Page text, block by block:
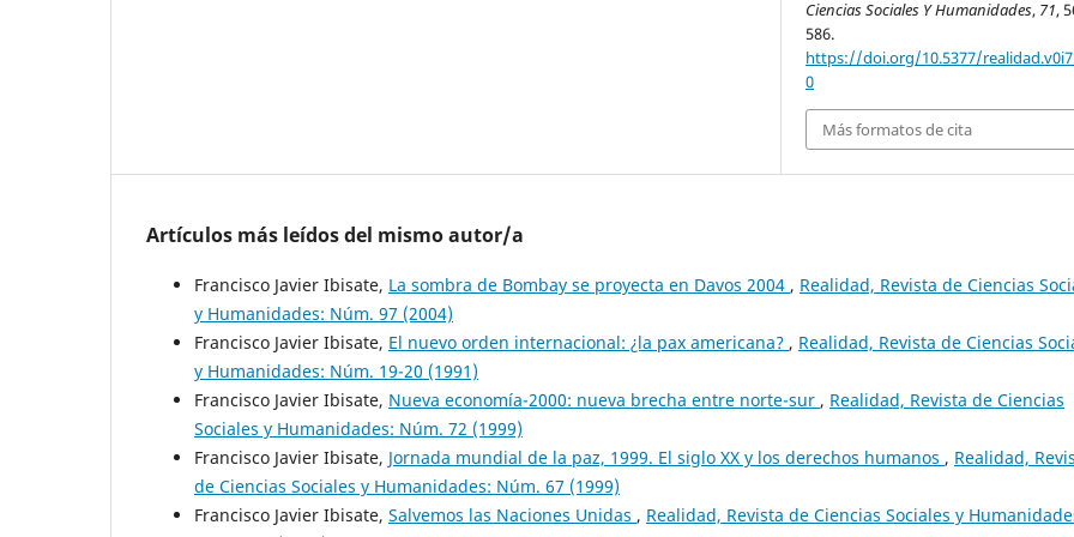
Ciencias Sociales Y Humanidades, 71,
586.
https://doi.org/10.5377/
0
Más formatos de cita
Artículos más leídos del mismo autor/a
Francisco Javier Ibisate, La sombra de Bombay se proyecta en Davos 2004 , Realidad, Revista de Ciencias
y Humanidades: Núm. 97 (2004)
Francisco Javier Ibisate, El nuevo orden internacional: ¿la pax americana? , Realidad, Revista de Ciencias
y Humanidades: Núm. 19-20 (1991)
Francisco Javier Ibisate, Nueva economía-2000: nueva brecha entre norte-sur , Realidad, Revista de Ciencias
Sociales y Humanidades: Núm. 72 (1999)
Francisco Javier Ibisate, Jornada mundial de la paz, 1999. El siglo XX y los derechos humanos , Realidad,
de Ciencias Sociales y Humanidades: Núm. 67 (1999)
Francisco Javier Ibisate, Salvemos las Naciones Unidas , Realidad, Revista de Ciencias Sociales y